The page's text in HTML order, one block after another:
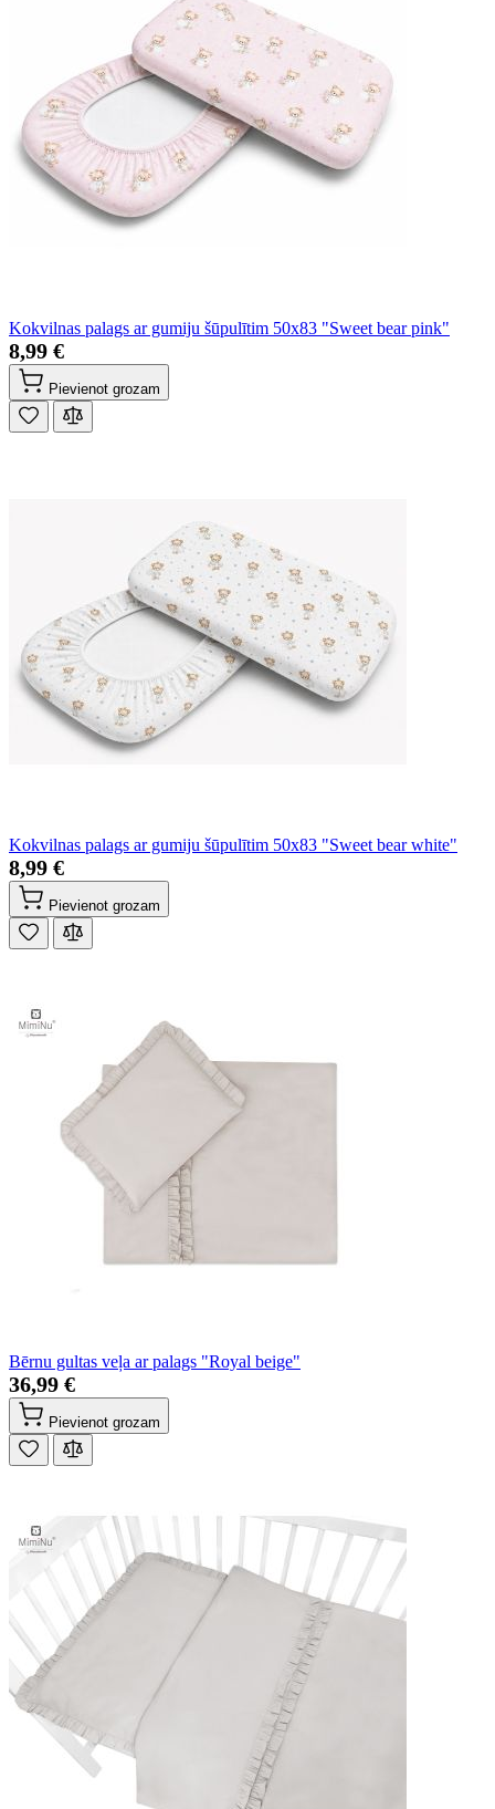
Kokvilnas palags ar gumiju šūpulītim 50x83 "Sweet bear pink"
8,99 €
Pievienot grozam
Kokvilnas palags ar gumiju šūpulītim 50x83 "Sweet bear white"
8,99 €
Pievienot grozam
Bērnu gultas veļa ar palags "Royal beige"
36,99 €
Pievienot grozam